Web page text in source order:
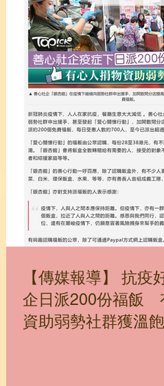
【傳媒報導】 抗疫好心人
企日派200份福飯
資助弱勢社群獲溫飽